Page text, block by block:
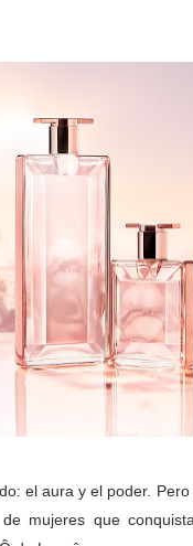
el aura y el poder.
mujeres que